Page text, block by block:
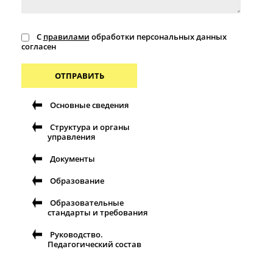
С правилами обработки персональных данных
согласен
ОТПРАВИТЬ
Основные сведения
Структура и органы
управления
Документы
Образование
Образовательные
стандарты и требования
Руководство.
Педагогический состав